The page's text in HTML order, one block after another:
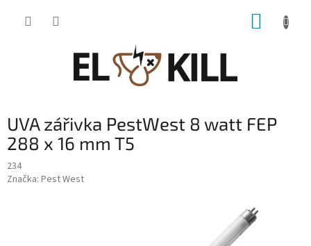
UVA zářivka PestWest 8 watt FEP
288 x 16 mm T5
234
Značka: Pest West